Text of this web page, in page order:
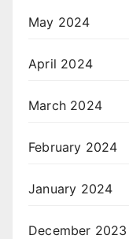
May 2024
April 2024
March 2024
February 2024
January 2024
December 2023